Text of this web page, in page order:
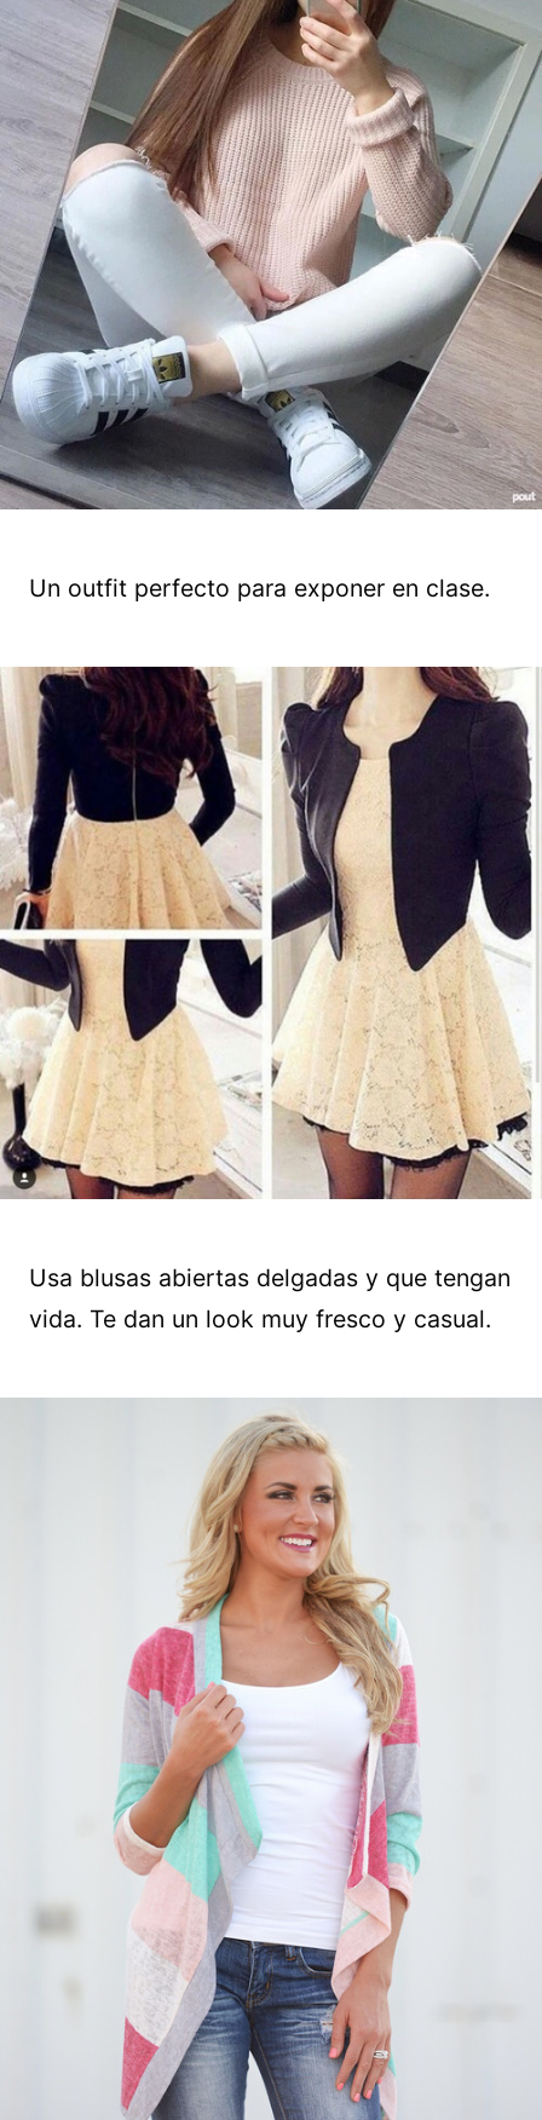
Un outfit perfecto para exponer en clase.
Usa blusas abiertas delgadas y que tengan
vida. Te dan un look muy fresco y casual.